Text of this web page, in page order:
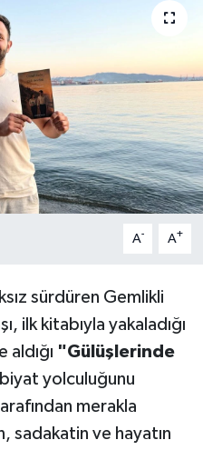
A- A+
sürdüren Gemlikli
ilk kitabıyla yakaladığı
aldığı "Gülüşlerinde
yolculuğunu
merakla
sadakatin ve hayatın